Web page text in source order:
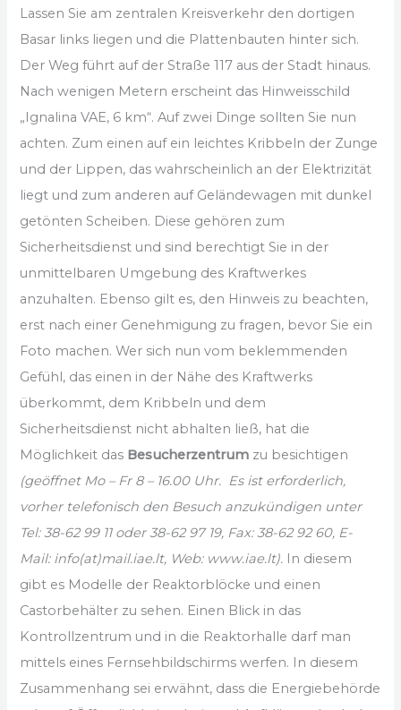
Lassen Sie am zentralen Kreisverkehr den dortigen
Basar links liegen und die Plattenbauten hinter sich.
Der Weg führt auf der Straße 117 aus der Stadt hinaus.
Nach wenigen Metern erscheint das Hinweisschild
„Ignalina VAE, 6 km“. Auf zwei Dinge sollten Sie nun
achten. Zum einen auf ein leichtes Kribbeln der Zunge
und der Lippen, das wahrscheinlich an der Elektrizität
liegt und zum anderen auf Geländewagen mit dunkel
getönten Scheiben. Diese gehören zum
Sicherheitsdienst und sind berechtigt Sie in der
unmittelbaren Umgebung des Kraftwerkes
anzuhalten. Ebenso gilt es, den Hinweis zu beachten,
erst nach einer Genehmigung zu fragen, bevor Sie ein
Foto machen. Wer sich nun vom beklemmenden
Gefühl, das einen in der Nähe des Kraftwerks
überkommt, dem Kribbeln und dem
Sicherheitsdienst nicht abhalten ließ, hat die
Möglichkeit das Besucherzentrum zu besichtigen
(geöffnet Mo – Fr 8 – 16.00 Uhr. Es ist erforderlich,
vorher telefonisch den Besuch anzukündigen unter
Tel: 38-62 99 11 oder 38-62 97 19, Fax: 38-62 92 60, E-
Mail: info(at)mail.iae.lt, Web: www.iae.lt). In diesem
gibt es Modelle der Reaktorblöcke und einen
Castorbehälter zu sehen. Einen Blick in das
Kontrollzentrum und in die Reaktorhalle darf man
mittels eines Fernsehbildschirms werfen. In diesem
Zusammenhang sei erwähnt, dass die Energiebehörde